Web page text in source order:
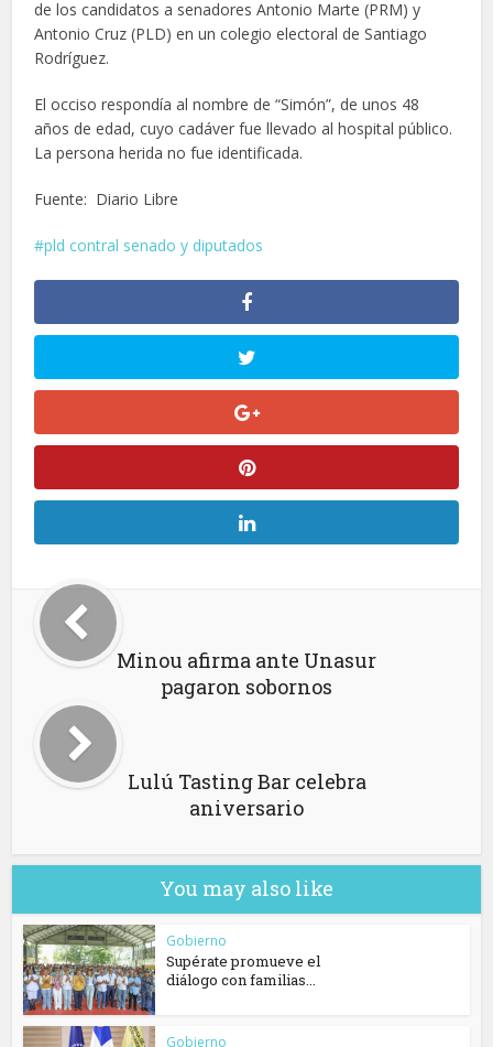
de los candidatos a senadores Antonio Marte (PRM) y
Antonio Cruz (PLD) en un colegio electoral de Santiago
Rodríguez.
El occiso respondía al nombre de “Simón”, de unos 48
años de edad, cuyo cadáver fue llevado al hospital público.
La persona herida no fue identificada.
Fuente: Diario Libre
pld contral senado y diputados
Minou afirma ante Unasur
pagaron sobornos
Lulú Tasting Bar celebra
aniversario
You may also like
Gobierno
Supérate promueve el
diálogo con familias...
Gobierno